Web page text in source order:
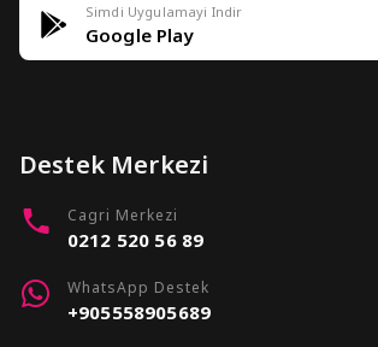
Simdi Uygulamayi Indir
Google Play
Destek Merkezi
Cagri Merkezi
0212 520 56 89
WhatsApp Destek
+905558905689